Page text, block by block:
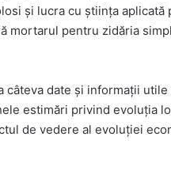
și lucra cu știința
mortarul pentru zidăria
câteva date și informații
estimări privind evoluția
de vedere al evoluției